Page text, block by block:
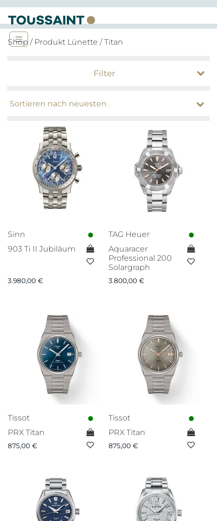
Shop / Produkt Lünette / Titan
Filter
Sinn
903 Ti II Jubiläum
3.980,00 €
TAG Heuer
Aquaracer
Professional 200
Solargraph
3.800,00 €
Tissot
PRX Titan
875,00 €
Tissot
PRX Titan
875,00 €